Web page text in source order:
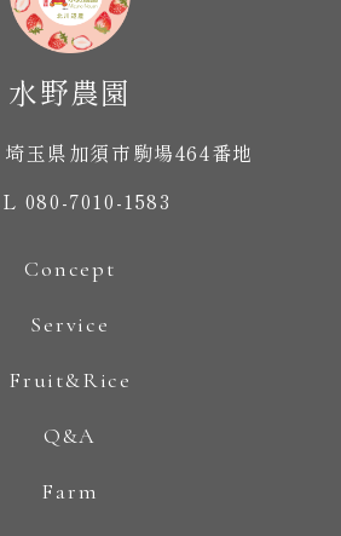
玉県加須市駒場464番地
080-7010-1583
Concept
Service
Fruit&Rice
Q&A
Farm